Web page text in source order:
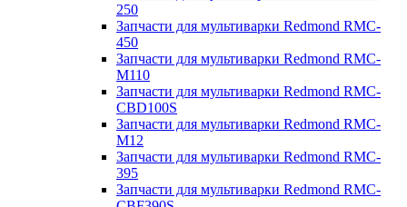
250
Запчасти для мультиварки Redmond RMC-
450
Запчасти для мультиварки Redmond RMC-
M110
Запчасти для мультиварки Redmond RMC-
CBD100S
Запчасти для мультиварки Redmond RMC-
M12
Запчасти для мультиварки Redmond RMC-
395
Запчасти для мультиварки Redmond RMC-